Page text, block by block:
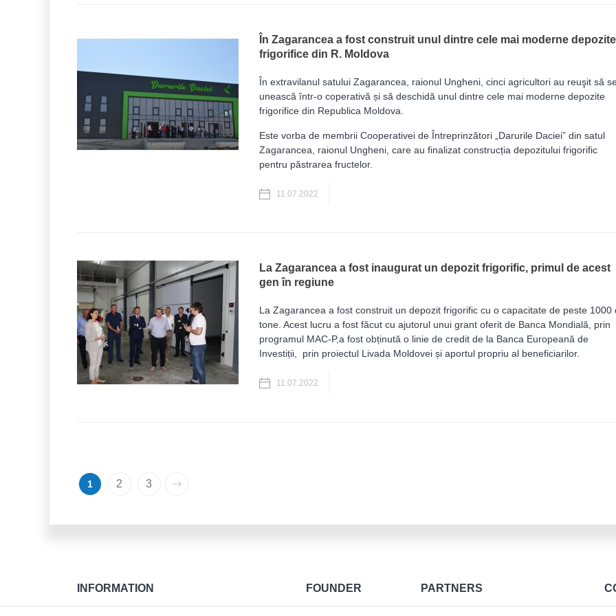
În Zagarancea a fost construit unul dintre cele mai moderne depozite
frigorifice din R. Moldova
În extravilanul satului Zagarancea, raionul Ungheni, cinci agricultori au reuşit să
unească într-o coperativă și să deschidă unul dintre cele mai moderne depozite
frigorifice din Republica Moldova.
Este vorba de membrii Cooperativei de Întreprinzători „Darurile Daciei” din satul
Zagarancea, raionul Ungheni, care au finalizat construcția depozitului frigorific
pentru păstrarea fructelor.
11.07.2022
La Zagarancea a fost inaugurat un depozit frigorific, primul de acest
gen în regiune
La Zagarancea a fost construit un depozit frigorific cu o capacitate de peste 1000
tone. Acest lucru a fost făcut cu ajutorul unui grant oferit de Banca Mondială, prin
programul MAC-P,a fost obținută o linie de credit de la Banca Europeană de
Investiții, prin proiectul Livada Moldovei și aportul propriu al beneficiarilor.
11.07.2022
1 2 3
INFORMATION FOUNDER PARTNERS